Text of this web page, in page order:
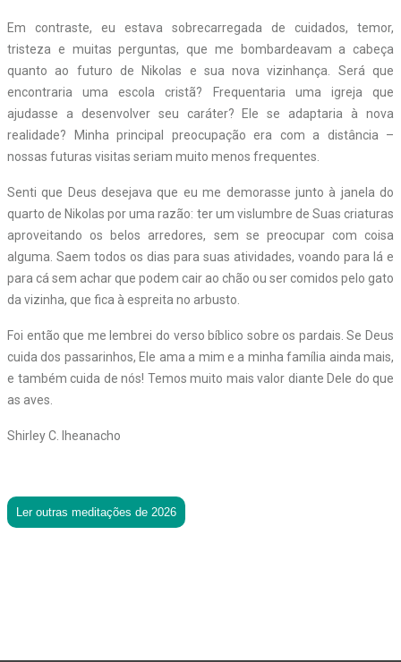
Em contraste, eu estava sobrecarregada de cuidados, temor,
tristeza e muitas perguntas, que me bombardeavam a cabeça
quanto ao futuro de Nikolas e sua nova vizinhança. Será que
encontraria uma escola cristã? Frequentaria uma igreja que
ajudasse a desenvolver seu caráter? Ele se adaptaria à nova
realidade? Minha principal preocupação era com a distância –
nossas futuras visitas seriam muito menos frequentes.
Senti que Deus desejava que eu me demorasse junto à janela do
quarto de Nikolas por uma razão: ter um vislumbre de Suas criaturas
aproveitando os belos arredores, sem se preocupar com coisa
alguma. Saem todos os dias para suas atividades, voando para lá e
para cá sem achar que podem cair ao chão ou ser comidos pelo gato
da vizinha, que fica à espreita no arbusto.
Foi então que me lembrei do verso bíblico sobre os pardais. Se Deus
cuida dos passarinhos, Ele ama a mim e a minha família ainda mais,
e também cuida de nós! Temos muito mais valor diante Dele do que
as aves.
Shirley C. Iheanacho
Ler outras meditações de 2026